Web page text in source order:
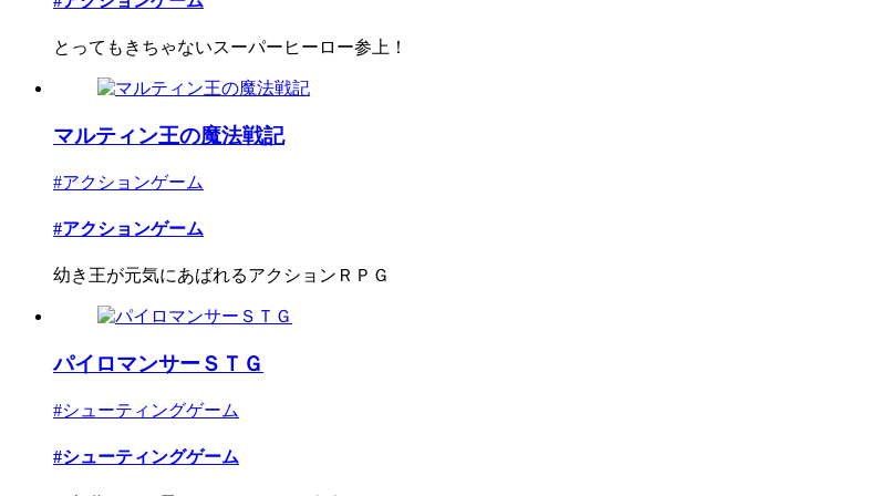
とってもきちゃないスーパーヒーロー参上！
マルティン王の魔法戦記
#アクションゲーム
#アクションゲーム
幼き王が元気にあばれるアクションＲＰＧ
パイロマンサーＳＴＧ
#シューティングゲーム
#シューティングゲーム